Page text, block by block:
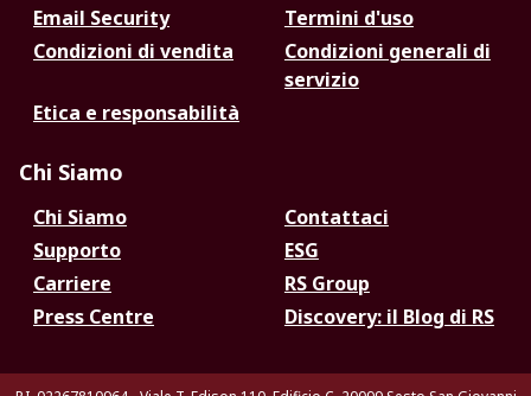
Email Security
Termini d'uso
Condizioni di vendita
Condizioni generali di
servizio
Etica e responsabilità
Chi Siamo
Chi Siamo
Contattaci
Supporto
ESG
Carriere
RS Group
Press Centre
Discovery: il Blog di RS